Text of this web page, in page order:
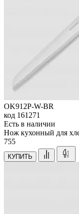
OK912P-W-BR
код 161271
Есть в наличии
Нож кухонный для
755
КУПИТЬ